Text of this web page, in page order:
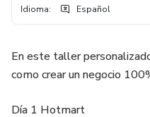
Idioma: Español
En este taller
como crear un negocio
Día 1 Hotmart